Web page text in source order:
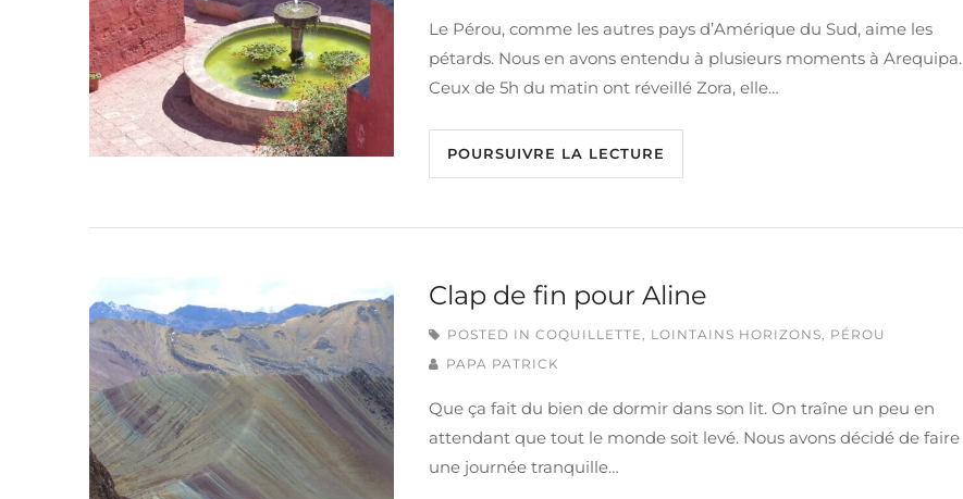
Le Pérou, comme les autres pays d’Amérique du Sud, aime les
pétards. Nous en avons entendu à plusieurs moments à Arequipa.
Ceux de 5h du matin ont réveillé Zora, elle…
POURSUIVRE LA LECTURE
Clap de fin pour Aline
POSTED IN COQUILLETTE, LOINTAINS HORIZONS, PÉROU
PAPA PATRICK
Que ça fait du bien de dormir dans son lit. On traîne un peu en
attendant que tout le monde soit levé. Nous avons décidé de faire
une journée tranquille…